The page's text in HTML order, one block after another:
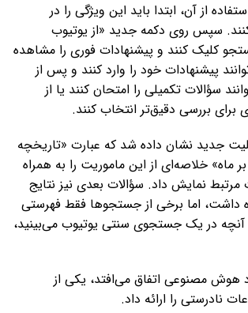
از آن، ابتدا باید این ویژگی را در
سپس روی دکمه جدید «از یوتیوب
کلیک کنند و پیشنهادات فوری را مشاهده
پیشنهادات خود را وارد کنند و پس از
سؤالات تکمیلی را امتحان کنند یا از
برای بررسی دقیق‌تر انتخاب کنند.
جدید نشان داده شد که عبارت «تاریخچه
کوتاه فرود آپولو ۱۱ بر ماه» خلاصه‌ای از این ماموریت را به همراه
مرتبط نمایش داد. سؤالات بعدی نیز نتایج
داشت، اما برخی از جستجوها فقط فهرستی
آنچه در یک جستجوی سنتی یوتیوب می‌بینید،
هوش مصنوعی اتفاق می‌افتد، یکی از
نادرستی را ارائه داد.